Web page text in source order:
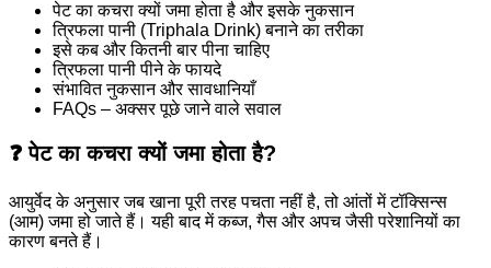
पेट का कचरा क्यों जमा होता है और इसके नुकसान
त्रिफला पानी (Triphala Drink) बनाने का तरीका
इसे कब और कितनी बार पीना चाहिए
त्रिफला पानी पीने के फायदे
संभावित नुकसान और सावधानियाँ
FAQs – अक्सर पूछे जाने वाले सवाल
❓ पेट का कचरा क्यों जमा होता है?
आयुर्वेद के अनुसार जब खाना पूरी तरह पचता नहीं है, तो आंतों में टॉक्सिन्स
(आम) जमा हो जाते हैं। यही बाद में कब्ज, गैस और अपच जैसी परेशानियों का
कारण बनते हैं।